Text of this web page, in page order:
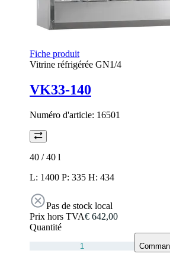
Fiche produit
Vitrine réfrigérée GN1/4
VK33-140
Numéro d'article: 16501
40 / 40 l
L: 1400 P: 335 H: 434
Pas de stock local
Prix hors TVA€ 642,00
Quantité